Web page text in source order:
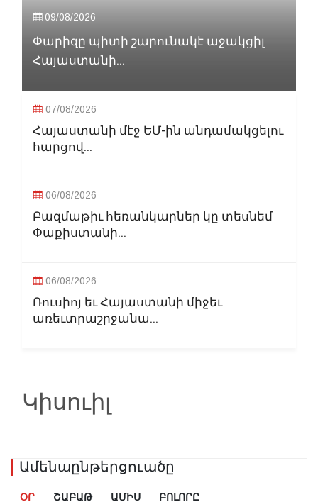
09/08/2026
Փարիզը պիտի շարունակէ աջակցիլ
Հայաստանի...
07/08/2026
Հայաստանի մէջ ԵՄ-ին անդամակցելու
հարցով...
06/08/2026
Բազմաթիւ հեռանկարներ կը տեսնեմ
Փաքիստանի...
06/08/2026
Ռուսիոյ եւ Հայաստանի միջեւ
առեւտրաշրջանա...
Կիսուիլ
Ամենաընթերցուածը
ՕՐ ՇԱԲԱԹ ԱՄԻՍ ԲՈԼՈՐԸ